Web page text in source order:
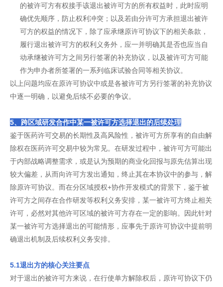
的被许可方有权接手该退出被许可方的所有权益时，此时应明
确优先顺序，防止权利冲突；以及若由分许可方承担退出被许
可方的权益的情况下，除了应承继原许可协议下的相关条款，
履行退出被许可方的权利义务外，应一并明确其是否也应当自
动承继被许可方之间另行签署的补充协议，以及被许可方可能
作为申办者所签署的一系列临床试验合同等相关协议。
以上问题均应在原许可协议中或是各被许可方另行签署的补充协议
中逐一明确，以避免后续不必要的争议。
5、跨区域研发合作中某一被许可方选择退出的后续处理
鉴于医药许可交易的长期性及高风险性，被许可方所享有的自由解
除权在医药许可交易中较为常见。在研发过程中，被许可方可能出
于内部战略调整需求，或是认为预期的商业化回报与原先估算出现
较大偏差，从而向许可方发出通知，终止其在本协议中的参与，解
除原许可协议。而在分区域授权+协作开发模式的背景下，鉴于被
许可方之间存在合作研发等权利义务安排，某一被许可方终止相关
许可，必然对其他许可区域的被许可方存在一定的影响。因此针对
某一被许可方选择退出的可能情形，应事先于原许可协议中提前明
确退出机制及后续权利义务安排。
5.1退出方的核心关注要点
对于退出的被许可方来说，在行使单方解除权后，原许可协议下仍